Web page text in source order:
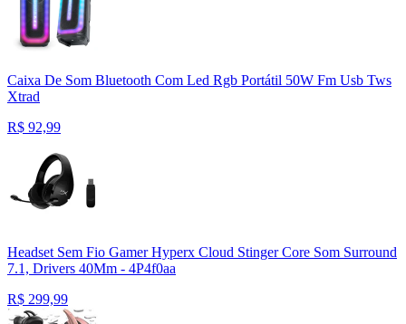
Caixa De Som Bluetooth Com Led Rgb Portátil 50W Fm Usb Tws
Xtrad
R$ 92,99
Headset Sem Fio Gamer Hyperx Cloud Stinger Core Som Surround
7.1, Drivers 40Mm - 4P4f0aa
R$ 299,99